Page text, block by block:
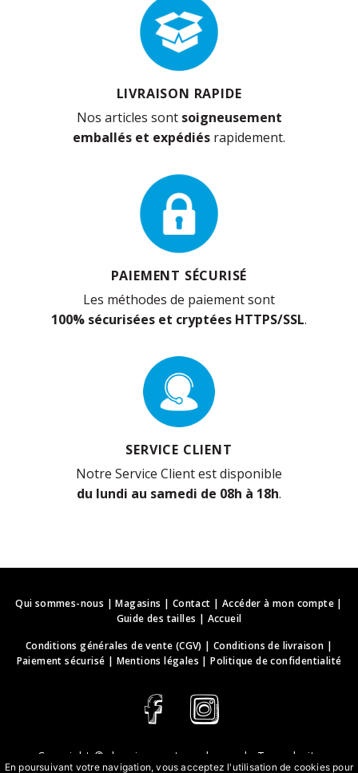
LIVRAISON RAPIDE
Nos articles sont soigneusement
emballés et expédiés rapidement.
PAIEMENT SÉCURISÉ
Les méthodes de paiement sont
100% sécurisées et cryptées HTTPS/SSL.
SERVICE CLIENT
Notre Service Client est disponible
du lundi au samedi de 08h à 18h.
Qui sommes-nous |Magasins | Contact | Accéder à mon compte|
Guide des tailles | Accueil
Conditions générales de vente (CGV) |Conditions de livraison |
Paiement sécurisé | Mentions légales |Politique de confidentialité
Copyright © deguisements-cadeaux.ch
. Tous droits
En poursuivant votre navigation, vous acceptez l'utilisation de cookies pour